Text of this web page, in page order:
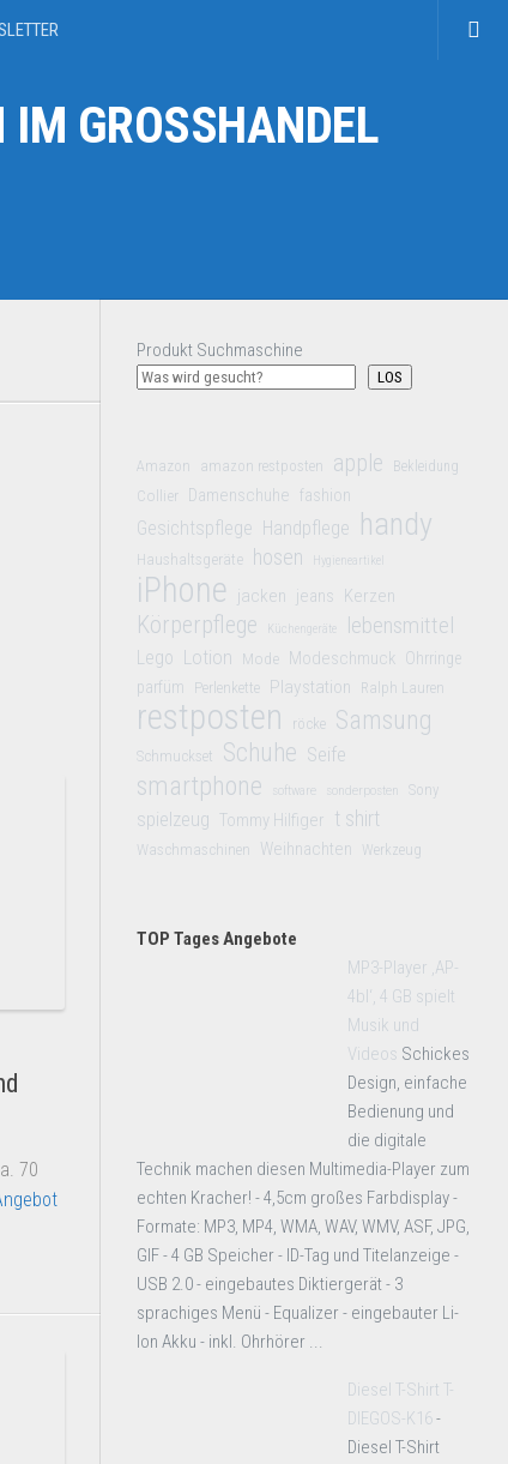
GROSSHANDEL
70
Produkt Suchmaschine
LOS
Amazon amazon restposten apple Bekleidung
Collier Damenschuhe fashion
Gesichtspflege Handpflege handy
Haushaltsgeräte hosen Hygieneartikel
iPhone jacken jeans Kerzen
Körperpflege Küchengeräte lebensmittel
Lego Lotion Mode Modeschmuck Ohrringe
parfüm
Perlenkette Playstation Ralph Lauren
restposten röcke Samsung
Schmuckset Schuhe Seife
smartphone software sonderposten Sony
spielzeug Tommy Hilfiger t shirt
Waschmaschinen Weihnachten Werkzeug
TOP Tages Angebote
MP3-Player ‚AP-
4bl‘, 4 GB spielt
Musik und
Videos Schickes
Design, einfache
Bedienung und
die digitale
Technik machen diesen Multimedia-Player zum
echten Kracher! - 4,5cm großes Farbdisplay -
Formate: MP3, MP4, WMA, WAV, WMV, ASF, JPG,
GIF - 4 GB Speicher - ID-Tag und Titelanzeige -
USB 2.0 - eingebautes Diktiergerät - 3
sprachiges Menü - Equalizer - eingebauter Li-
Ion Akku - inkl. Ohrhörer ...
Diesel T-Shirt T-
DIEGOS-K16-
Diesel T-Shirt